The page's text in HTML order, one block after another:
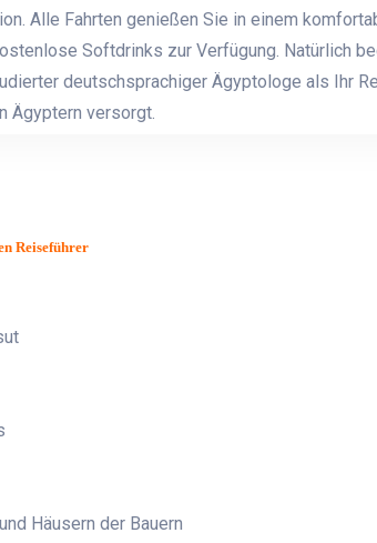
Alle Fahrten genießen Sie in einem
Softdrinks zur Verfügung. Natürlich
deutschsprachiger Ägyptologe als Ihr
Ägyptern versorgt.
Reiseführer
Häusern der Bauern